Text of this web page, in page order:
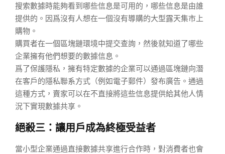
搜索數據時能夠看到哪些信息是可用的，哪些信息是由誰
提供的。因爲沒有人想在一個沒有導購的大型露天集市上
購物。
購買者在一個區塊鏈環境中提交查詢，然後就知道了哪些
企業擁有他們想要的數據信息。
爲了保護隱私，擁有特定數據的企業可以通過區塊鏈向潛
在客戶的隱私聯系方式（例如電子郵件）發布廣告。通過
這種方式，賣家可以在不直接將這些信息提供給其他人情
況下實現數據共享。
絕殺三：讓用戶成為終極受益者
當小型企業通過直接數據共享進行合作時，對消費者也會